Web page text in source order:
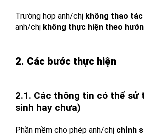
Trường hợp anh/chị không thao
anh/chị không thực hiện theo
2. Các bước thực hiện
2.1. Các thông tin có thể sử
sinh hay chưa)
Phần mềm cho phép anh/chị chỉnh